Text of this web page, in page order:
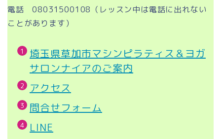
電話 08031500108（レッスン中は電話に出れない
ことがあります）
埼玉県草加市マシンピラティス＆ヨガ
サロンナイアのご案内
アクセス
問合せフォーム
LINE